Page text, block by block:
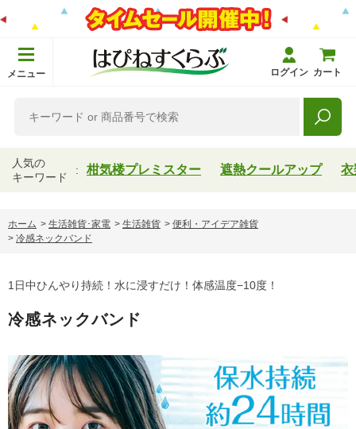
メニュー ログイン カート
人気の
キーワード
柑気楼プレミスター 遮熱クールアップ 衣
ホーム > 生活雑貨･家電 > 生活雑貨 > 便利・アイデア雑貨
> 冷感ネックバンド
1日中ひんやり持続！水に浸すだけ！体感温度−10度！
冷感ネックバンド